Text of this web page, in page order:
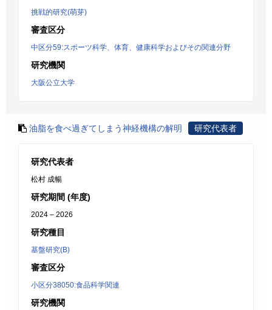
挑戦的研究(萌芽)
審査区分
中区分59:スポーツ科学、体育、健康科学およびその関連分野
研究機関
大阪公立大学
油脂を食べ過ぎてしまう神経機構の解明 研究代表者
研究代表者
松村 成暢
研究期間 (年度)
2024 – 2026
研究種目
基盤研究(B)
審査区分
小区分38050:食品科学関連
研究機関